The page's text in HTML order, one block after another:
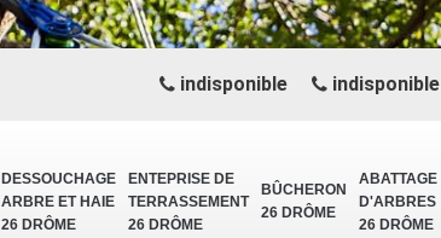
DESSOUCHAGE
ARBRE ET HAIE
26 DRÔME
ENTEPRISE DE
TERRASSEMENT
26 DRÔME
BÛCHERON
26 DRÔME
ABATTAGE
D'ARBRES
26 DRÔME
indisponible indisponible